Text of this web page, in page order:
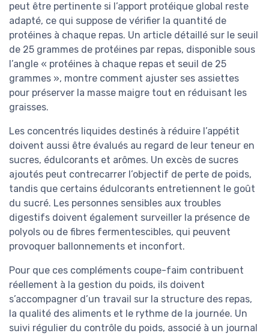
peut être pertinente si l’apport protéique global reste
adapté, ce qui suppose de vérifier la quantité de
protéines à chaque repas. Un article détaillé sur le seuil
de 25 grammes de protéines par repas, disponible sous
l’angle « protéines à chaque repas et seuil de 25
grammes », montre comment ajuster ses assiettes
pour préserver la masse maigre tout en réduisant les
graisses.
Les concentrés liquides destinés à réduire l’appétit
doivent aussi être évalués au regard de leur teneur en
sucres, édulcorants et arômes. Un excès de sucres
ajoutés peut contrecarrer l’objectif de perte de poids,
tandis que certains édulcorants entretiennent le goût
du sucré. Les personnes sensibles aux troubles
digestifs doivent également surveiller la présence de
polyols ou de fibres fermentescibles, qui peuvent
provoquer ballonnements et inconfort.
Pour que ces compléments coupe-faim contribuent
réellement à la gestion du poids, ils doivent
s’accompagner d’un travail sur la structure des repas,
la qualité des aliments et le rythme de la journée. Un
suivi régulier du contrôle du poids, associé à un journal